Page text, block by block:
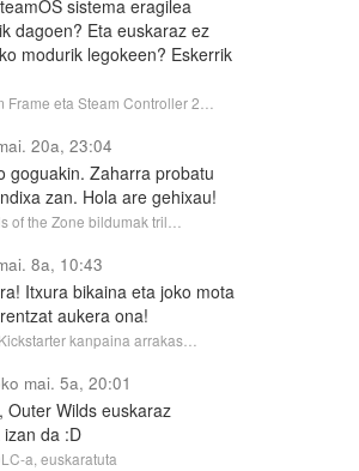
sistema eragilea
dagoen? Eta euskaraz ez
modurik legokeen? Eskerrik
Frame eta Steam Controller 2…
20a, 23:04
goguakin. Zaharra probatu
zan. Hola are gehixau!
of the Zone bildumak tril…
8a, 10:43
Itxura bikaina eta joko mota
aukera ona!
kanpaina arrakas…
mai. 5a, 20:01
Outer Wilds euskaraz
da :D
a, euskaratuta